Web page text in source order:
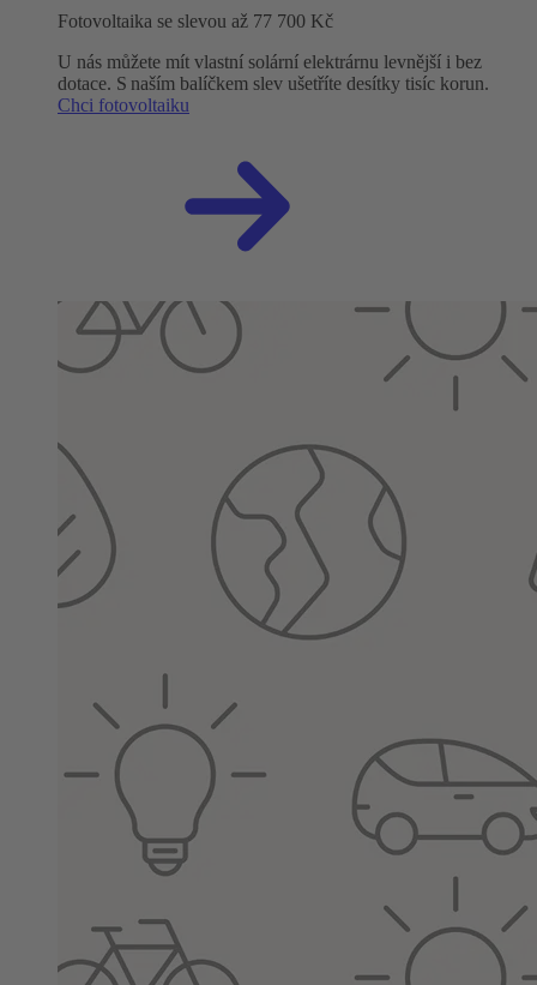
Fotovoltaika se slevou až 77 700 Kč
U nás můžete mít vlastní solární elektrárnu levnější i bez
dotace. S naším balíčkem slev ušetříte desítky tisíc korun.
Chci fotovoltaiku